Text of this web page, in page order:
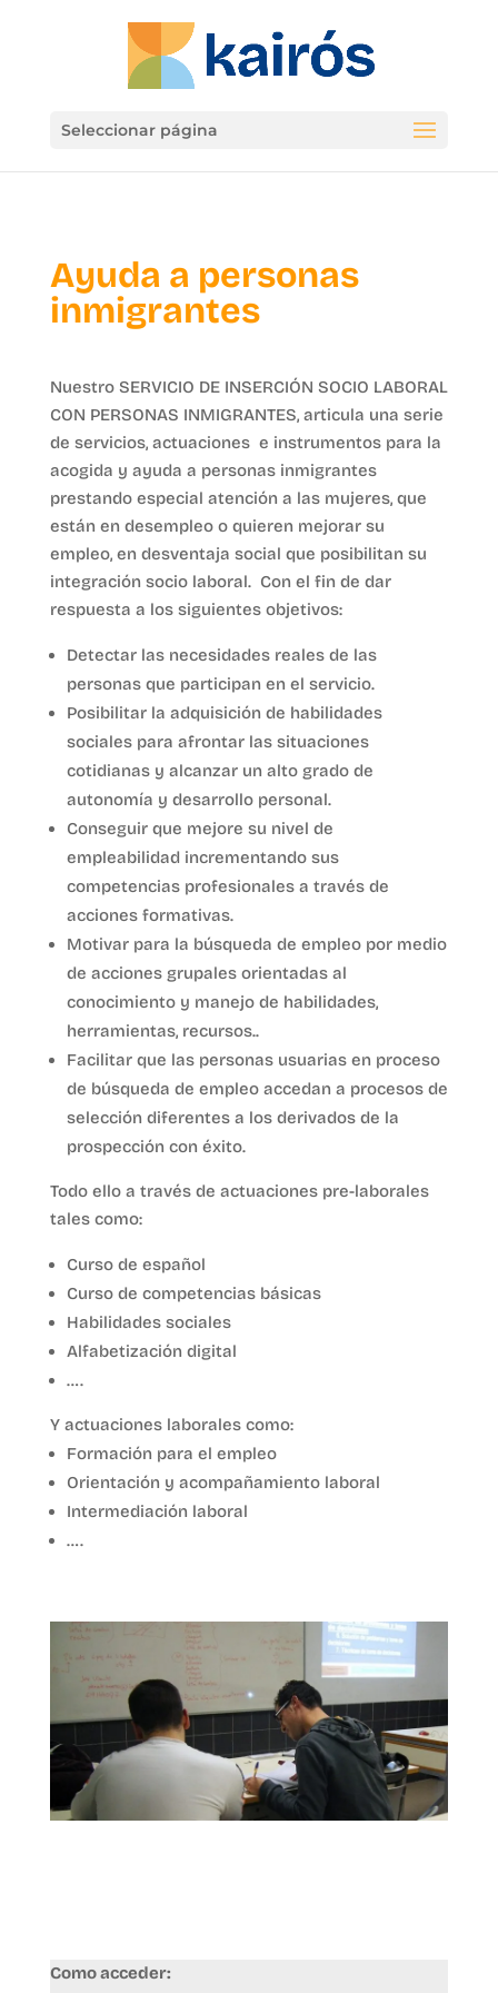
Seleccionar página
Ayuda a personas
inmigrantes
Nuestro SERVICIO DE INSERCIÓN SOCIO LABORAL
CON PERSONAS INMIGRANTES, articula una serie
de servicios, actuaciones e instrumentos para la
acogida y ayuda a personas inmigrantes
prestando especial atención a las mujeres, que
están en desempleo o quieren mejorar su
empleo, en desventaja social que posibilitan su
integración socio laboral. Con el fin de dar
respuesta a los siguientes objetivos:
Detectar las necesidades reales de las
personas que participan en el servicio.
Posibilitar la adquisición de habilidades
sociales para afrontar las situaciones
cotidianas y alcanzar un alto grado de
autonomía y desarrollo personal.
Conseguir que mejore su nivel de
empleabilidad incrementando sus
competencias profesionales a través de
acciones formativas.
Motivar para la búsqueda de empleo por medio
de acciones grupales orientadas al
conocimiento y manejo de habilidades,
herramientas, recursos..
Facilitar que las personas usuarias en proceso
de búsqueda de empleo accedan a procesos de
selección diferentes a los derivados de la
prospección con éxito.
Todo ello a través de actuaciones pre-laborales
tales como:
Curso de español
Curso de competencias básicas
Habilidades sociales
Alfabetización digital
….
Y actuaciones laborales como:
Formación para el empleo
Orientación y acompañamiento laboral
Intermediación laboral
….
Como acceder: